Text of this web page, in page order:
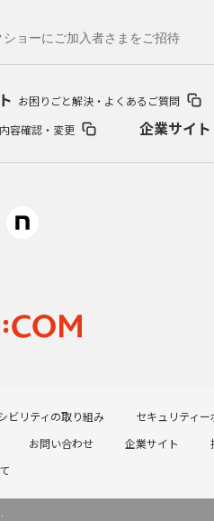
ョーにご加入者さまをご招待
お困りごと解決・よくあるご質問
容確認・変更 企業サイト
ビリティの取り組み
セキュリティー
お問い合わせ 企業サイト